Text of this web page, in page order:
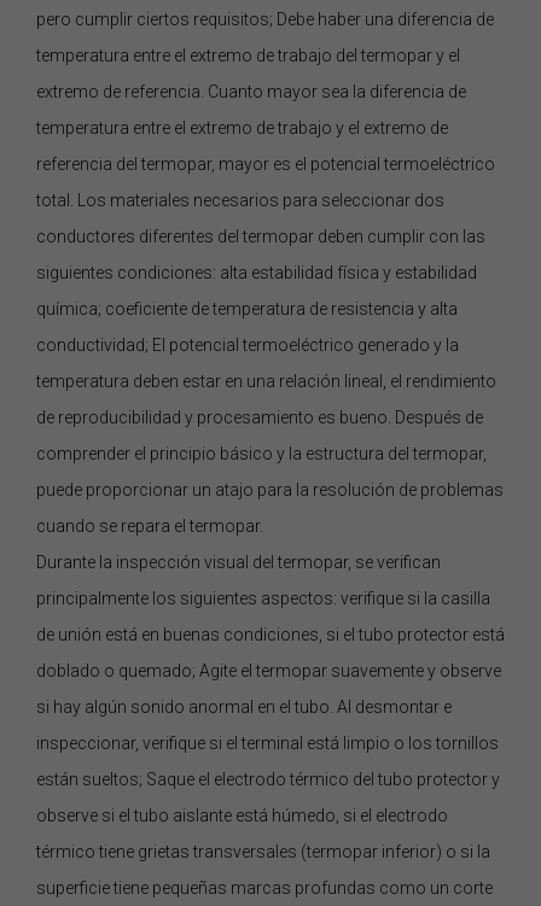
pero cumplir ciertos requisitos; Debe haber una diferencia de
temperatura entre el extremo de trabajo del termopar y el
extremo de referencia. Cuanto mayor sea la diferencia de
temperatura entre el extremo de trabajo y el extremo de
referencia del termopar, mayor es el potencial termoeléctrico
total. Los materiales necesarios para seleccionar dos
conductores diferentes del termopar deben cumplir con las
siguientes condiciones: alta estabilidad física y estabilidad
química; coeficiente de temperatura de resistencia y alta
conductividad; El potencial termoeléctrico generado y la
temperatura deben estar en una relación lineal, el rendimiento
de reproducibilidad y procesamiento es bueno. Después de
comprender el principio básico y la estructura del termopar,
puede proporcionar un atajo para la resolución de problemas
cuando se repara el termopar.
Durante la inspección visual del termopar, se verifican
principalmente los siguientes aspectos: verifique si la casilla
de unión está en buenas condiciones, si el tubo protector está
doblado o quemado; Agite el termopar suavemente y observe
si hay algún sonido anormal en el tubo. Al desmontar e
inspeccionar, verifique si el terminal está limpio o los tornillos
están sueltos; Saque el electrodo térmico del tubo protector y
observe si el tubo aislante está húmedo, si el electrodo
térmico tiene grietas transversales (termopar inferior) o si la
superficie tiene pequeñas marcas profundas como un corte